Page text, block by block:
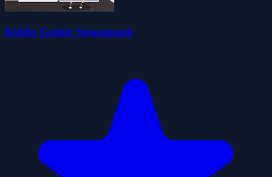
Kiddo Gothic Steampunk